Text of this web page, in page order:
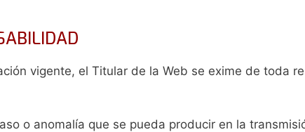
vigente, el Titular de la Web se exime de toda
o anomalía que se pueda producir en la